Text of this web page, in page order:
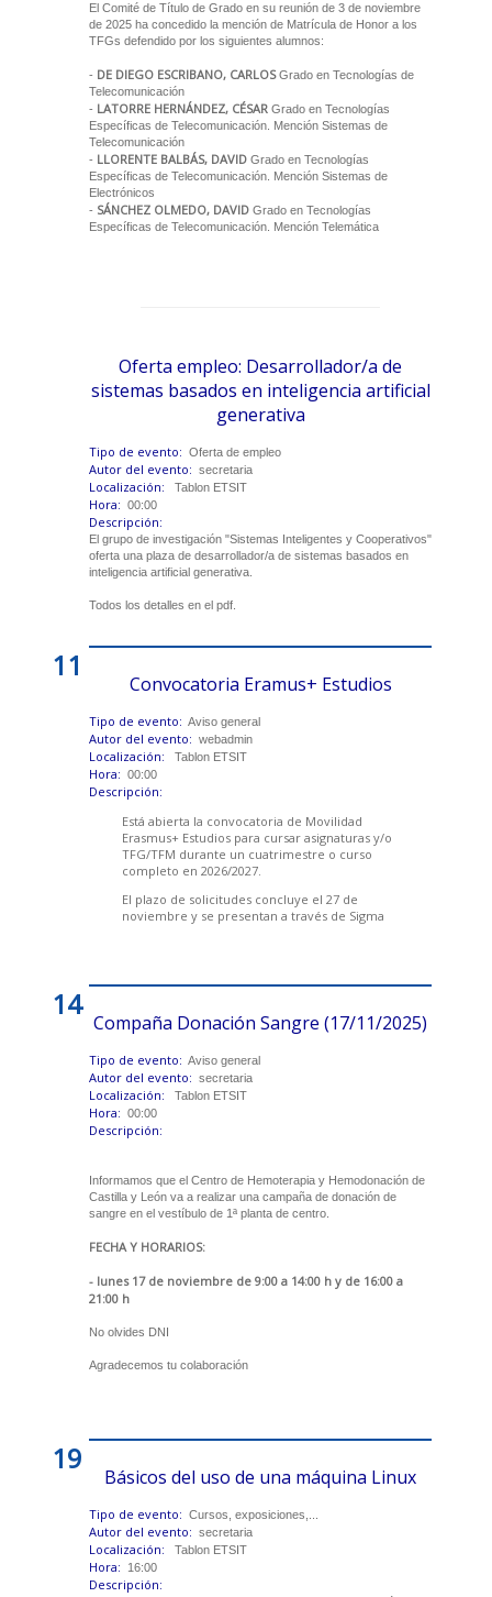
El Comité de Título de Grado en su reunión de 3 de noviembre
de 2025 ha concedido la mención de Matrícula de Honor a los
TFGs defendido por los siguientes alumnos:
- DE DIEGO ESCRIBANO, CARLOSGrado en Tecnologías de
Telecomunicación
- LATORRE HERNÁNDEZ, CÉSAR Grado en Tecnologías
Específicas de Telecomunicación. Mención Sistemas de
Telecomunicación
- LLORENTE BALBÁS, DAVID Grado en Tecnologías
Específicas de Telecomunicación. Mención Sistemas de
Electrónicos
- SÁNCHEZ OLMEDO, DAVID Grado en Tecnologías
Específicas de Telecomunicación. Mención Telemática
Oferta empleo: Desarrollador/a de
sistemas basados en inteligencia artificial
generativa
Tipo de evento: Oferta de empleo
Autor del evento: secretaria
Localización: Tablon ETSIT
Hora: 00:00
Descripción:
El grupo de investigación "Sistemas Inteligentes y Cooperativos"
oferta una plaza de desarrollador/a de sistemas basados en
inteligencia artificial generativa.
Todos los detalles en el pdf.
11
Convocatoria Eramus+ Estudios
Tipo de evento: Aviso general
Autor del evento: webadmin
Localización: Tablon ETSIT
Hora: 00:00
Descripción:
Está abierta la convocatoria de Movilidad
Erasmus+ Estudios para cursar asignaturas y/o
TFG/TFM durante un cuatrimestre o curso
completo en 2026/2027.
El plazo de solicitudes concluye el 27 de
noviembre y se presentan a través de Sigma
14
Compaña Donación Sangre (17/11/2025)
Tipo de evento: Aviso general
Autor del evento: secretaria
Localización: Tablon ETSIT
Hora: 00:00
Descripción:
Informamos que el Centro de Hemoterapia y Hemodonación de
Castilla y León va a realizar una campaña de donación de
sangre en el vestíbulo de 1ª planta de centro.
FECHA Y HORARIOS:
- lunes 17 de noviembre de 9:00 a 14:00 h y de 16:00 a
21:00 h
No olvides DNI
Agradecemos tu colaboración
19
Básicos del uso de una máquina Linux
Tipo de evento: Cursos, exposiciones,...
Autor del evento: secretaria
Localización: Tablon ETSIT
Hora: 16:00
Descripción: